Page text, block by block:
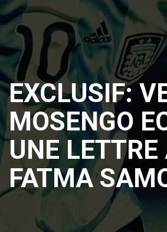
EXCLUSIF:
MOSENGO
UNE LETTRE
FATMA